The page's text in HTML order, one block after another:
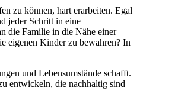
zu können, hart erarbeiten. Egal
jeder Schritt in eine
die Familie in die Nähe einer
eigenen Kinder zu bewahren? In
und Lebensumstände schafft.
entwickeln, die nachhaltig sind